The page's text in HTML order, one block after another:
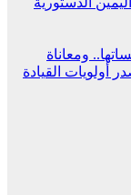
ومعاناة
أولويات القيادة